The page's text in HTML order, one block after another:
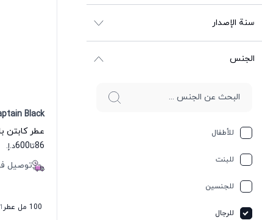
سنة الإصدار
الجنس
للأطفال
للبنت
للجنسين
للرجال
Black
86تا600د.إ.
توصيل
100 مل عطر